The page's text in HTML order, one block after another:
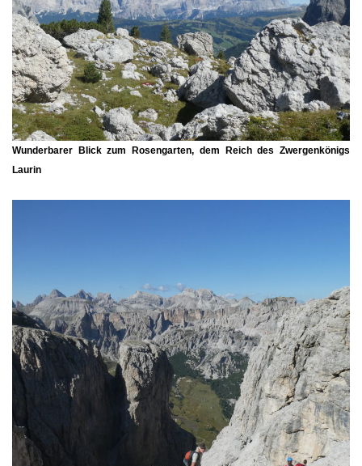
Wunderbarer Blick zumRosengarten, dem Reich des Zwergenkönigs
Laurin